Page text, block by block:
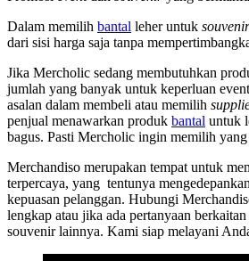
Dalam memilih bantal leher untuk souvenir
dari sisi harga saja tanpa
Jika Mercholic sedang membutuhkan
jumlah yang banyak untuk keperluan
asalan dalam membeli atau memilih
penjual menawarkan produk bantal untuk
bagus. Pasti Mercholic ingin memilih
Merchandiso merupakan tempat untuk
terpercaya, yang tentunya
kepuasan pelanggan. Hubungi
lengkap atau jika ada pertanyaan berkaitan
souvenir lainnya. Kami siap melayani